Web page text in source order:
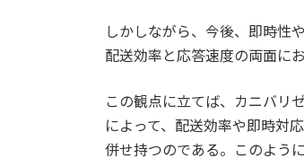
しかしながら、今後、即時性
配送効率と応答速度の両面に
この観点に立てば、カニバリ
によって、配送効率や即時対
併せ持つのである。このよう